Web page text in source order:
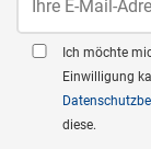
Ich möchte
Einwilligung
diese.